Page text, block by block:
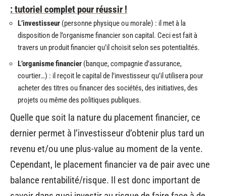
: tutoriel complet pour réussir !
L’investisseur (personne physique ou morale) : il met à la
disposition de l’organisme financier son capital. Ceci est fait à
travers un produit financier qu’il choisit selon ses potentialités.
L’organisme financier (banque, compagnie d’assurance,
courtier…) : il reçoit le capital de l’investisseur qu’il utilisera pour
acheter des titres ou financer des sociétés, des initiatives, des
projets ou même des politiques publiques.
Quelle que soit la nature du placement financier, ce
dernier permet à l’investisseur d’obtenir plus tard un
revenu et/ou une plus-value au moment de la vente.
Cependant, le placement financier va de pair avec une
balance rentabilité/risque. Il est donc important de